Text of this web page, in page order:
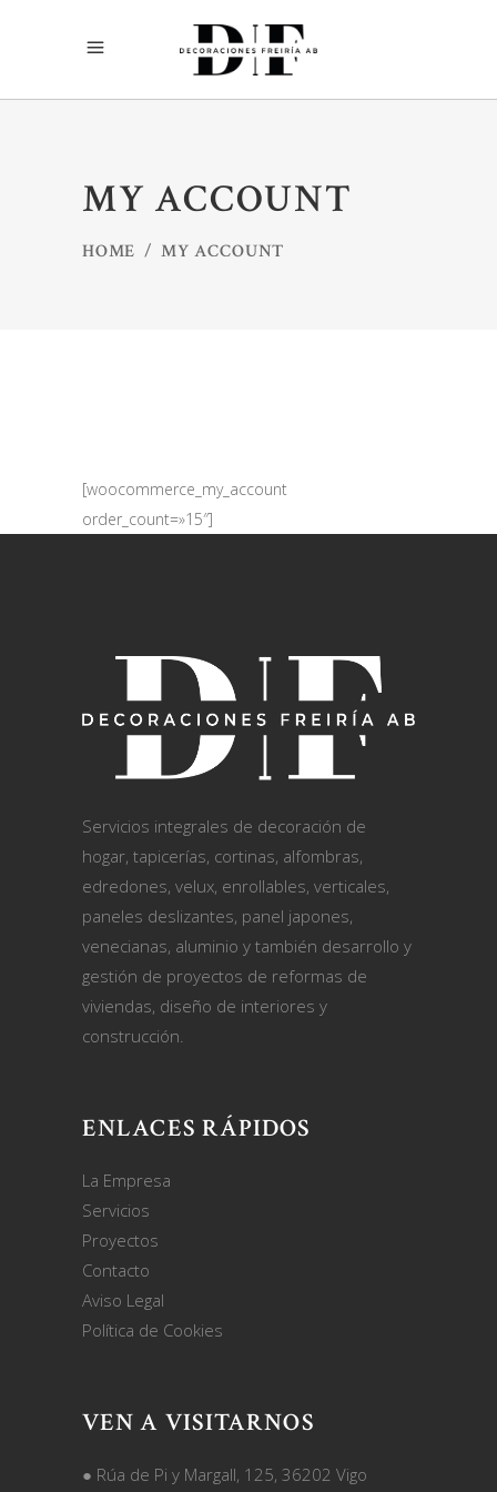
MY ACCOUNT
HOME /MY ACCOUNT
[woocommerce_my_account
order_count=»15″]
Servicios integrales de decoración de
hogar, tapicerías, cortinas, alfombras,
edredones, velux, enrollables, verticales,
paneles deslizantes, panel japones,
venecianas, aluminio y también desarrollo y
gestión de proyectos de reformas de
viviendas, diseño de interiores y
construcción.
ENLACES RÁPIDOS
La Empresa
Servicios
Proyectos
Contacto
Aviso Legal
Política de Cookies
VEN A VISITARNOS
● Rúa de Pi y Margall, 125, 36202 Vigo